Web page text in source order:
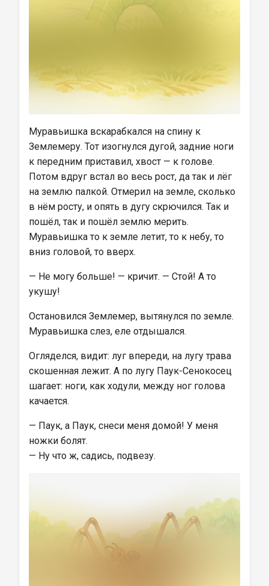
Муравьишка вскарабкался на спину к
Землемеру. Тот изогнулся дугой, задние ноги
к передним приставил, хвост — к голове.
Потом вдруг встал во весь рост, да так и лёг
на землю палкой. Отмерил на земле, сколько
в нём росту, и опять в дугу скрючился. Так и
пошёл, так и пошёл землю мерить.
Муравьишка то к земле летит, то к небу, то
вниз головой, то вверх.
— Не могу больше! — кричит. — Стой! А то
укушу!
Остановился Землемер, вытянулся по земле.
Муравьишка слез, еле отдышался.
Огляделся, видит: луг впереди, на лугу трава
скошенная лежит. А по лугу Паук-Сенокосец
шагает: ноги, как ходули, между ног голова
качается.
— Паук, а Паук, снеси меня домой! У меня
ножки болят.
— Ну что ж, садись, подвезу.